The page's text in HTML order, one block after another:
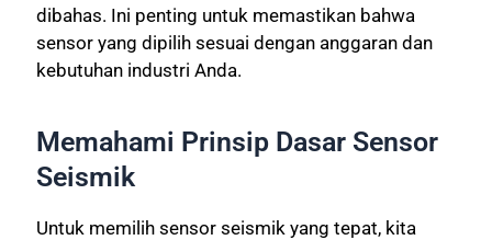
dibahas. Ini penting untuk memastikan bahwa
sensor yang dipilih sesuai dengan anggaran dan
kebutuhan industri Anda.
Memahami Prinsip Dasar Sensor
Seismik
Untuk memilih sensor seismik yang tepat, kita